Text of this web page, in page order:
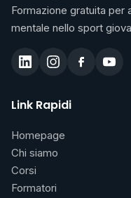
Formazione gratuita per
mentale nello sport
Link Rapidi
Homepage
Chi siamo
Corsi
Formatori